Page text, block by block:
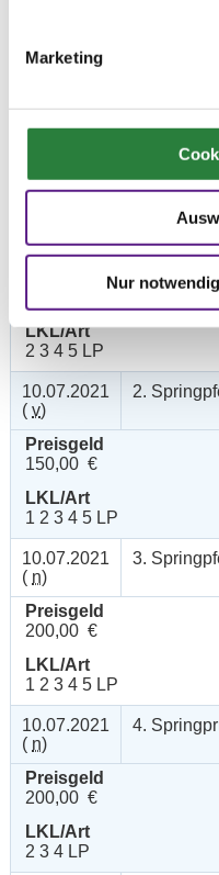
Marketing
Nur
Prüfung
(v)
1.
LKL/Art
2 3 4 5 LP
10.07.2021
( v)
2.
Preisgeld
150,00 €
LKL/Art
1 2 3 4 5 LP
10.07.2021
( n)
3.
Preisgeld
200,00 €
LKL/Art
1 2 3 4 5 LP
10.07.2021
( n)
4.
Preisgeld
200,00 €
LKL/Art
2 3 4 LP